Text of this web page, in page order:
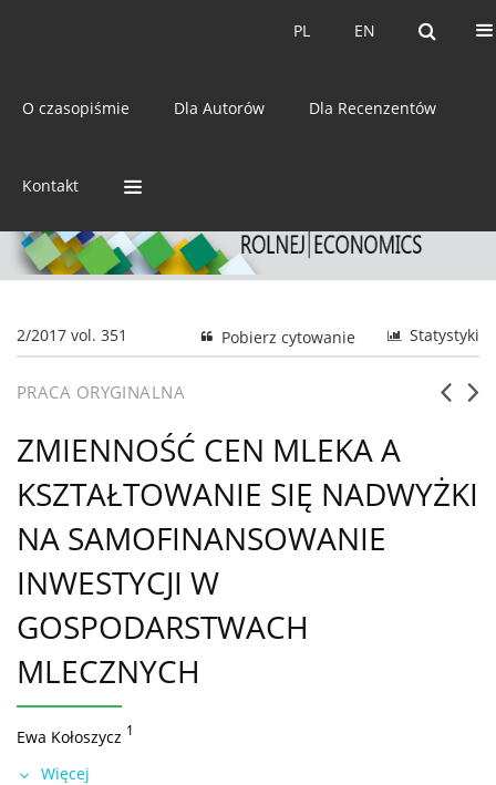
EN
PL EN
PL
O czasopiśmie Dla Autorów Dla Recenzentów
Kontakt
ISSN: 0044-1600
2/2017 vol. 351 Statystyki
Pobierz cytowanie
PRACA ORYGINALNA
ZMIENNOŚĆ CEN MLEKA A
KSZTAŁTOWANIE SIĘ NADWYŻKI
NA SAMOFINANSOWANIE
INWESTYCJI W
GOSPODARSTWACH
MLECZNYCH
Ewa Kołoszycz 1
Więcej